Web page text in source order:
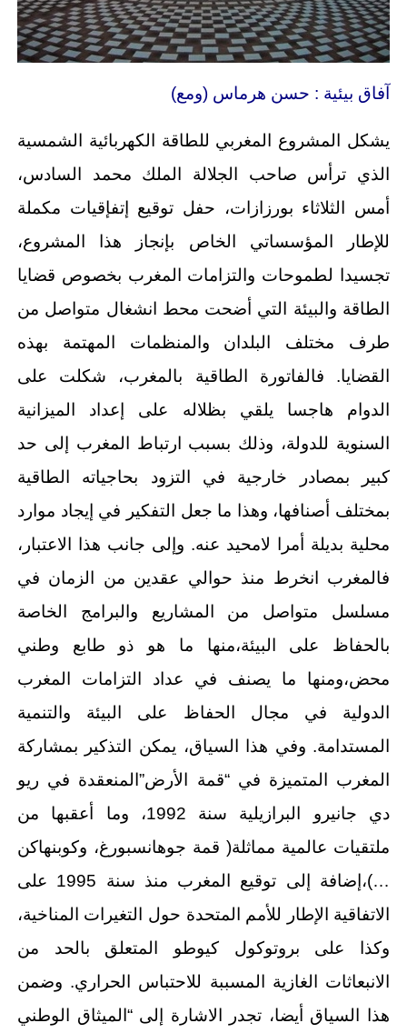
آفاق بيئية : حسن هرماس (ومع)
يشكل المشروع المغربي للطاقة الكهربائية الشمسية
الذي ترأس صاحب الجلالة الملك محمد السادس،
أمس الثلاثاء بورزازات، حفل توقيع إتفإقيات مكملة
للإطار المؤسساتي الخاص بإنجاز هذا المشروع،
تجسيدا لطموحات والتزامات المغرب بخصوص قضايا
الطاقة والبيئة التي أضحت محط انشغال متواصل من
طرف مختلف البلدان والمنظمات المهتمة بهذه
القضايا. فالفاتورة الطاقية بالمغرب، شكلت على
الدوام هاجسا يلقي بظلاله على إعداد الميزانية
السنوية للدولة، وذلك بسبب ارتباط المغرب إلى حد
كبير بمصادر خارجية في التزود بحاجياته الطاقية
بمختلف أصنافها، وهذا ما جعل التفكير في إيجاد موارد
محلية بديلة أمرا لامحيد عنه. وإلى جانب هذا الاعتبار،
فالمغرب انخرط منذ حوالي عقدين من الزمان في
مسلسل متواصل من المشاريع والبرامج الخاصة
بالحفاظ على البيئة،منها ما هو ذو طابع وطني
محض،ومنها ما يصنف في عداد التزامات المغرب
الدولية في مجال الحفاظ على البيئة والتنمية
المستدامة. وفي هذا السياق، يمكن التذكير بمشاركة
المغرب المتميزة في “قمة الأرض”المنعقدة في ريو
دي جانيرو البرازيلية سنة 1992، وما أعقبها من
ملتقيات عالمية مماثلة( قمة جوهانسبورغ، وكوبنهاكن
…)،إضافة إلى توقيع المغرب منذ سنة 1995 على
الاتفاقية الإطار للأمم المتحدة حول التغيرات المناخية،
وكذا على بروتوكول كيوطو المتعلق بالحد من
الانبعاثات الغازية المسببة للاحتباس الحراري. وضمن
هذا السياق أيضا، تجدر الاشارة إلى “الميثاق الوطني